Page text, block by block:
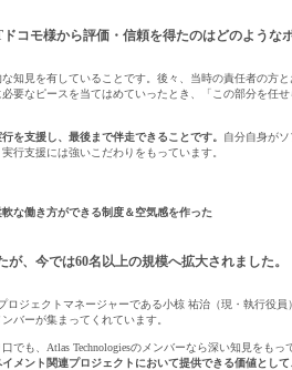
モ様から評価・信頼を得たのはどのような
知見を有していることです。後々、当時の責任者の方
要なピースを当てはめていったとき、「この部分を任
を支援し、最後まで伴走できることです。 自分自身が
行支援には強いこだわりをもっています。
な働き方ができる制度＆空気感を作った
、今では60名以上の規模へ拡大されました。
ロジェクトマネージャーである小椋 祐治（現・執行役
バーが集まってくれています。
でも、Atlas Technologiesのメンバーなら深い知見を
イメント関連プロジェクトにおいて提供できる価値とし